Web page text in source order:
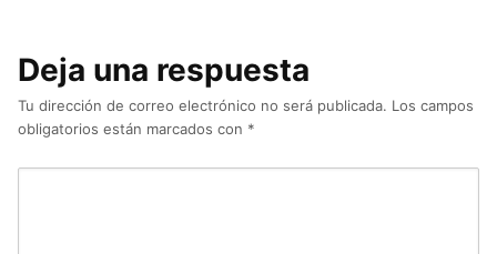
Deja una respuesta
Tu dirección de correo electrónico no será publicada. Los campos
obligatorios están marcados con *